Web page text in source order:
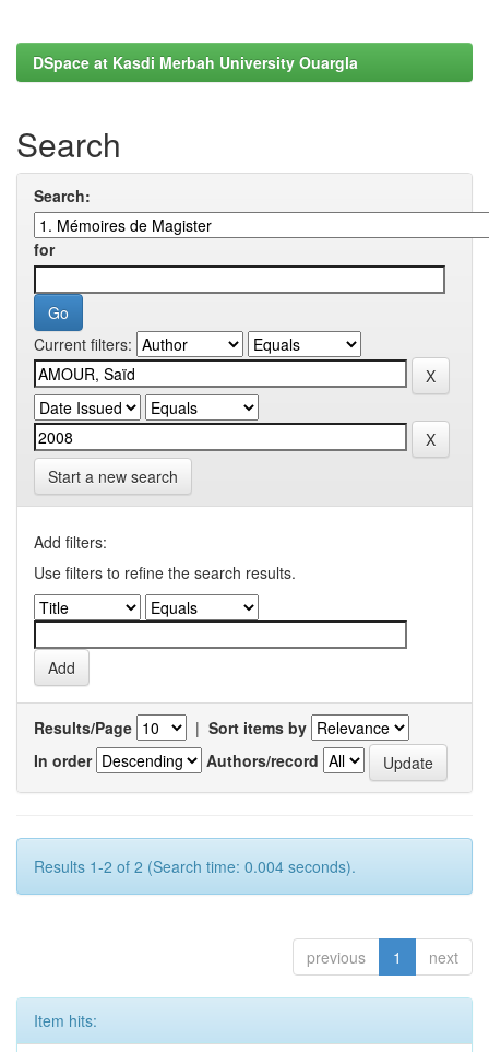
DSpace at Kasdi Merbah University Ouargla
Search
Search:
for
Current filters:
Start a new search
Add filters:
Use filters to refine the search results.
Results/Page | Sort items by
In order
Authors/record
Results 1-2 of 2 (Search time: 0.004 seconds).
previous 1 next
Item hits: